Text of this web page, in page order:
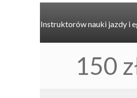
Instruktorów nauki jazdy i
150